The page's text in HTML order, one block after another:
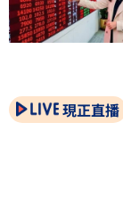
現正直播